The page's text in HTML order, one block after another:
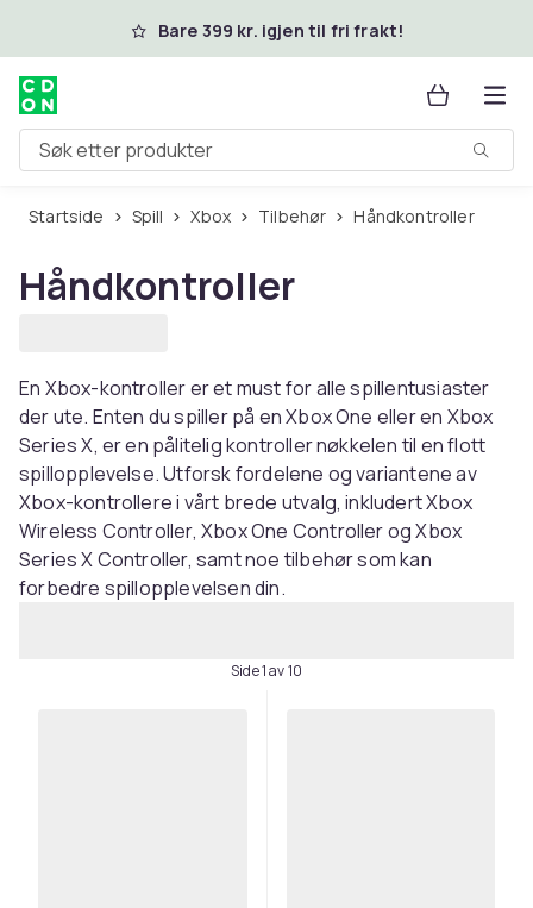
Hopp til hovedinnholdBare 399 kr. igjen til fri frakt!
Søk etter produkter
Startside Spill Xbox Tilbehør Håndkontroller
Håndkontroller
En Xbox-kontroller er et must for alle spillentusiaster
der ute. Enten du spiller på en Xbox One eller en Xbox
Series X, er en pålitelig kontroller nøkkelen til en flott
spillopplevelse. Utforsk fordelene og variantene av
Xbox-kontrollere i vårt brede utvalg, inkludert Xbox
Wireless Controller, Xbox One Controller og Xbox
Series X Controller, samt noe tilbehør som kan
forbedre spillopplevelsen din.
Side 1 av 10